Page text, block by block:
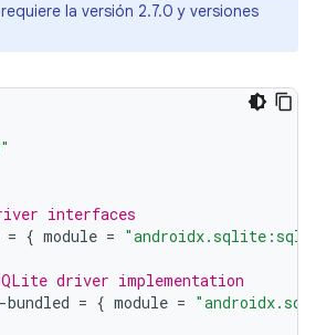
la versión 2.7.0 y versiones
interfaces
= { module =
driver implementation
= { module =